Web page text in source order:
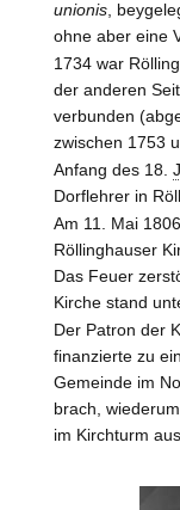
unionis,
ohne aber eine
1734 war
der anderen
verbunden
zwischen 1753
Anfang des 18.
Dorflehrer in
Am 11. Mai
Röllinghauser
Das Feuer
Kirche stand
Der Patron der
finanzierte zu
Gemeinde im
brach,
im Kirchturm